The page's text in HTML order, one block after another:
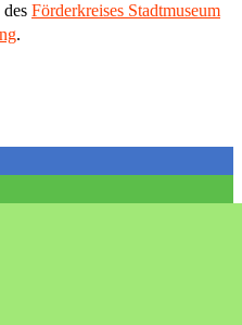
des Förderkreises Stadtmuseum
.